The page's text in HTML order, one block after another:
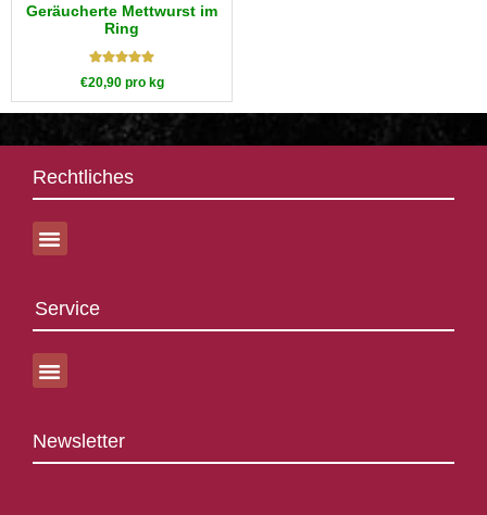
Geräucherte Mettwurst im
Ring
5.00
von 5
€20,90pro kg
Rechtliches
Service
Newsletter